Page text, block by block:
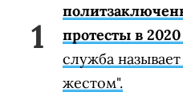
протесты в
служба
жестом".